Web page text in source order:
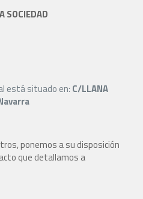
SOCIEDAD
está situado en: C/LLANA
ponemos a su disposición
que detallamos a